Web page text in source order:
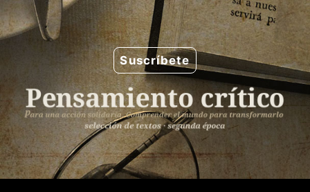
Saltar
al
contenido
Suscríbete